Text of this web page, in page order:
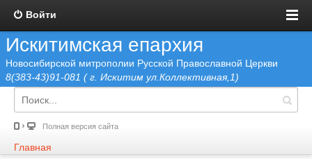
Войти
Искитимская епархия
Новосибирской митрополии Русской Православной Церкви
8(383-43)91-081 ( г. Искитим ул.Коллективная,1)
Полная версия сайта
Главная